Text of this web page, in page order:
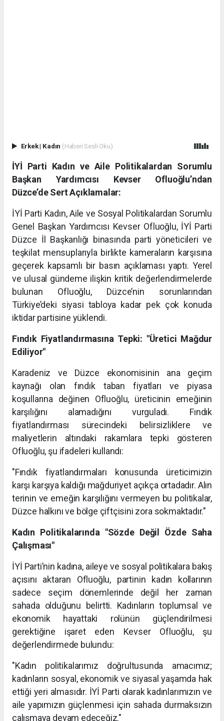
Erkek| Kadın (Haberi Sesli Oku)
İYİ Parti Kadın ve Aile Politikalardan Sorumlu
Başkan Yardımcısı Kevser Ofluoğlu’ndan
Düzce’de Sert Açıklamalar:
İYİ Parti Kadın, Aile ve Sosyal Politikalardan Sorumlu
Genel Başkan Yardımcısı Kevser Ofluoğlu, İYİ Parti
Düzce İl Başkanlığı binasında parti yöneticileri ve
teşkilat mensuplarıyla birlikte kameraların karşısına
geçerek kapsamlı bir basın açıklaması yaptı. Yerel
ve ulusal gündeme ilişkin kritik değerlendirmelerde
bulunan Ofluoğlu, Düzce’nin sorunlarından
Türkiye’deki siyasi tabloya kadar pek çok konuda
iktidar partisine yüklendi.
Fındık Fiyatlandırmasına Tepki: "Üretici Mağdur
Ediliyor"
Karadeniz ve Düzce ekonomisinin ana geçim
kaynağı olan fındık taban fiyatları ve piyasa
koşullarına değinen Ofluoğlu, üreticinin emeğinin
karşılığını alamadığını vurguladı. Fındık
fiyatlandırması sürecindeki belirsizliklere ve
maliyetlerin altındaki rakamlara tepki gösteren
Ofluoğlu, şu ifadeleri kullandı:
"Fındık fiyatlandırmaları konusunda üreticimizin
karşı karşıya kaldığı mağduriyet açıkça ortadadır. Alın
terinin ve emeğin karşılığını vermeyen bu politikalar,
Düzce halkını ve bölge çiftçisini zora sokmaktadır."
Kadın Politikalarında "Sözde Değil Özde Saha
Çalışması"
İYİ Parti’nin kadına, aileye ve sosyal politikalara bakış
açısını aktaran Ofluoğlu, partinin kadın kollarının
sadece seçim dönemlerinde değil her zaman
sahada olduğunu belirtti. Kadınların toplumsal ve
ekonomik hayattaki rolünün güçlendirilmesi
gerektiğine işaret eden Kevser Ofluoğlu, şu
değerlendirmede bulundu:
"Kadın politikalarımız doğrultusunda amacımız;
kadınların sosyal, ekonomik ve siyasal yaşamda hak
ettiği yeri almasıdır. İYİ Parti olarak kadınlarımızın ve
aile yapımızın güçlenmesi için sahada durmaksızın
çalışmaya devam edeceğiz."